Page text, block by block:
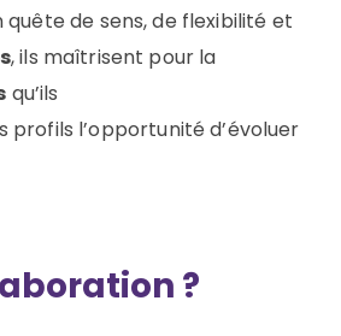
quête de sens, de flexibilité et
, ils maîtrisent pour la
qu’ils
profils l’opportunité d’évoluer
?